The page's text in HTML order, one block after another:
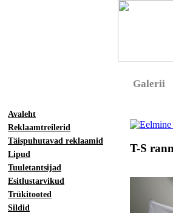
Galerii
Avaleht
Reklaamtreilerid
Täispuhutavad reklaamid
Lipud
Tuuletantsijad
Esitlustarvikud
Trükitooted
Sildid
T-S